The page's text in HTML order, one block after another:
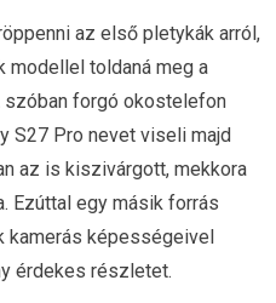
az első pletykák arról,
modellel toldaná meg a
szóban forgó okostelefon
S27 Pro nevet viseli majd
az is kiszivárgott, mekkora
Ezúttal egy másik forrás
kamerás képességeivel
érdekes részletet.